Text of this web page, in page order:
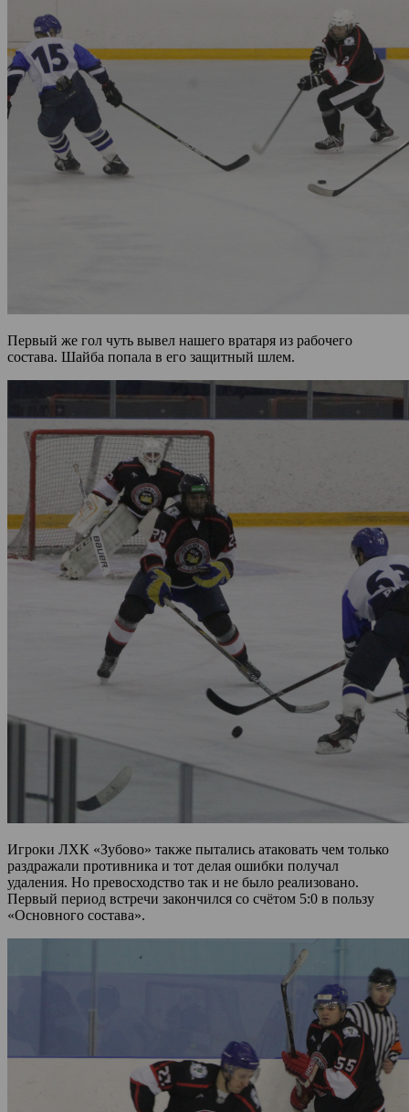
Первый же гол чуть вывел нашего вратаря из рабочего
состава. Шайба попала в его защитный шлем.
Игроки ЛХК «Зубово» также пытались атаковать чем только
раздражали противника и тот делая ошибки получал
удаления. Но превосходство так и не было реализовано.
Первый период встречи закончился со счётом 5:0 в пользу
«Основного состава».